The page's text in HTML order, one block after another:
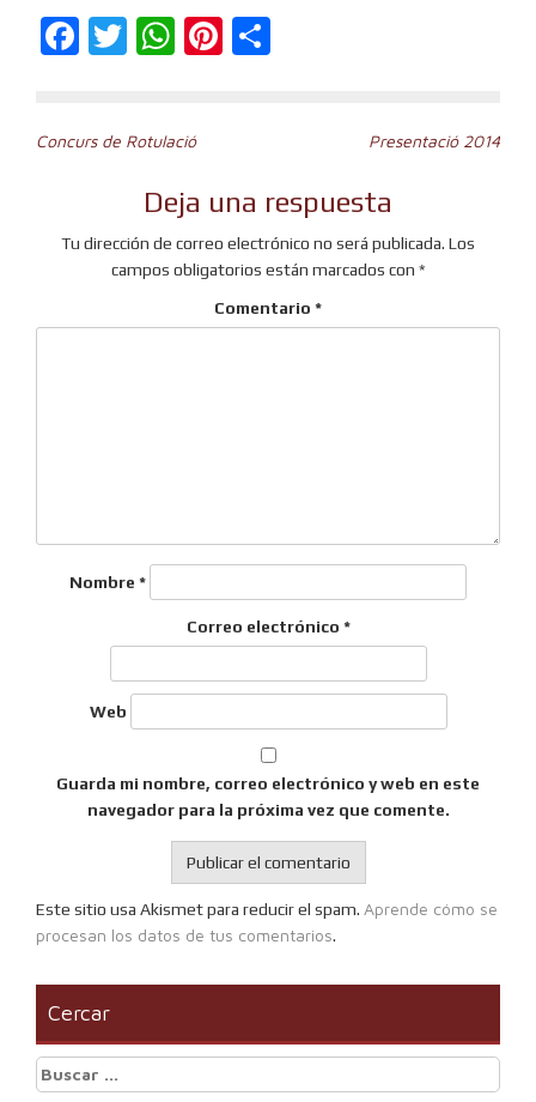
Facebook
Twitter
WhatsApp
Pinterest
Navegación
entradas
Concurs de Rotulació Presentació 2014
Deja una respuesta
Tu dirección de correo electrónico no será publicada. Los
campos obligatorios están marcados con *
Comentario *
Nombre *
Correo electrónico *
Web
Guarda mi nombre, correo electrónico y web en este
navegador para la próxima vez que comente.
Este sitio usa Akismet para reducir el spam. Aprende cómo se
procesan los datos de tus comentarios.
Cercar
Buscar: